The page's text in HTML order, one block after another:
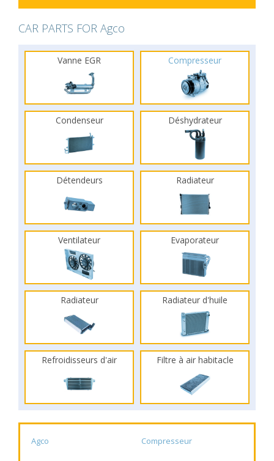
CAR PARTS FOR Agco
Vanne EGR Compresseur
Condenseur Déshydrateur
Détendeurs Radiateur
Ventilateur Evaporateur
Radiateur Radiateur d'huile
Refroidisseurs d'air Filtre à air habitacle
Agco Compresseur